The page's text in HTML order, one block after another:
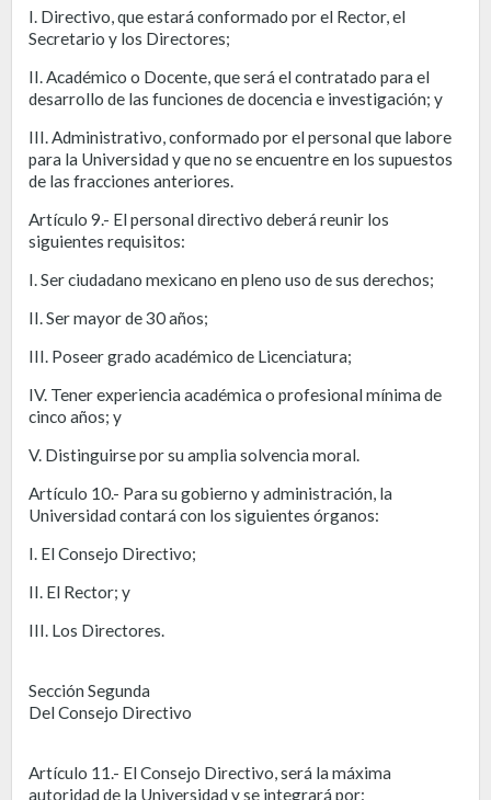
I. Directivo, que estará conformado por el Rector, el
Secretario y los Directores;
II. Académico o Docente, que será el contratado para el
desarrollo de las funciones de docencia e investigación; y
III. Administrativo, conformado por el personal que labore
para la Universidad y que no se encuentre en los supuestos
de las fracciones anteriores.
Artículo 9.- El personal directivo deberá reunir los
siguientes requisitos:
I. Ser ciudadano mexicano en pleno uso de sus derechos;
II. Ser mayor de 30 años;
III. Poseer grado académico de Licenciatura;
IV. Tener experiencia académica o profesional mínima de
cinco años; y
V. Distinguirse por su amplia solvencia moral.
Artículo 10.- Para su gobierno y administración, la
Universidad contará con los siguientes órganos:
I. El Consejo Directivo;
II. El Rector; y
III. Los Directores.
Sección Segunda
Del Consejo Directivo
Artículo 11.- El Consejo Directivo, será la máxima
autoridad de la Universidad y se integrará por: